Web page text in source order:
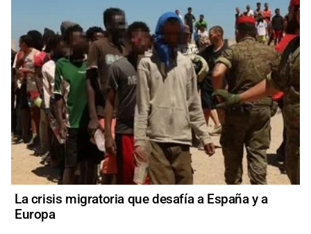
La crisis migratoria que desafía a España y a
Europa